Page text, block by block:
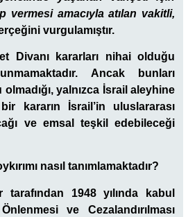
vermesi amacıyla atılan vakitli,
vurgulamıştır.
Divanı kararları nihai olduğu
Ancak bunları
yalnızca İsrail aleyhine
kararın İsrail’in uluslararası
ve emsal teşkil edebileceği
nasıl tanımlamaktadır?
tarafından 1948 yılında kabul
ve Cezalandırılması